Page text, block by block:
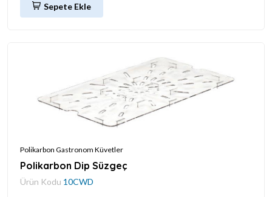
Sepete Ekle
Polikarbon Gastronom Küvetler
Polikarbon Dip Süzgeç
Ürün Kodu 10CWD